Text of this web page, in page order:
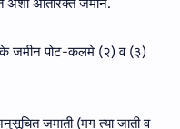
अशी अतिरिक्त जमीन.
जमीन पोट-कलमे (२) व (३)
जमाती (मग त्या जाती व